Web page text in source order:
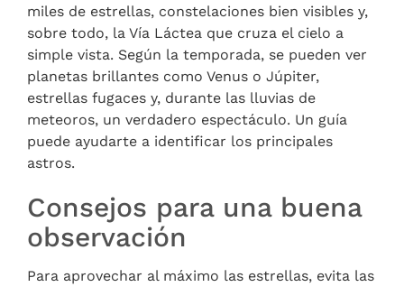
miles de estrellas, constelaciones bien visibles y,
sobre todo, la Vía Láctea que cruza el cielo a
simple vista. Según la temporada, se pueden ver
planetas brillantes como Venus o Júpiter,
estrellas fugaces y, durante las lluvias de
meteoros, un verdadero espectáculo. Un guía
puede ayudarte a identificar los principales
astros.
Consejos para una buena
observación
Para aprovechar al máximo las estrellas, evita las